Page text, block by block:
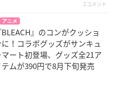
2コメント
アニメ
BLEACH』のコンがクッショ
に！コラボグッズがサンキュ
マート初登場、グッズ全21ア
ムが390円で8月下旬発売